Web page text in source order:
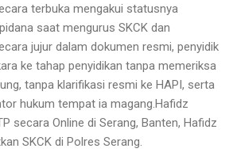
terbuka mengakui statusnya
saat mengurus SKCK dan
jujur dalam dokumen resmi, penyidik
ke tahap penyidikan tanpa memeriksa
tanpa klarifikasi resmi ke HAPI, serta
hukum tempat ia magang.Hafidz
secara Online di Serang, Banten, Hafidz
SKCK di Polres Serang.